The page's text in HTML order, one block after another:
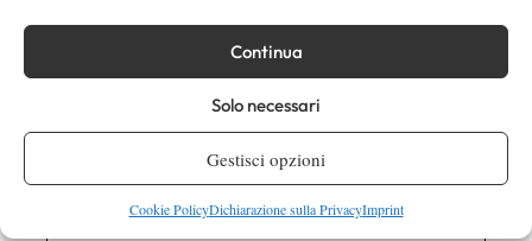
Continua
Solo necessari
Gestisci opzioni
Cookie PolicyDichiarazione sulla PrivacyImprint
Tennis Club Crema
DI TENDENZA